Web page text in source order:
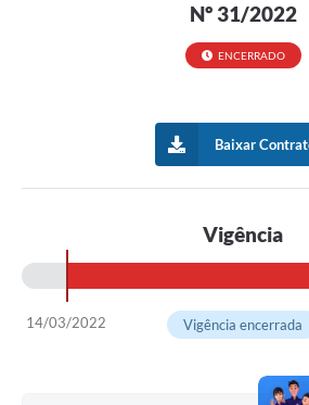
Audiências Públicas
Ouvidoria
Nº 31/2022
ENCERRADO
Baixar
Vigência
14/03/2022 Vigência encerrada